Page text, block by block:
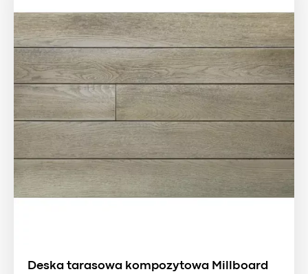
Deska tarasowa kompozytowa Millboard